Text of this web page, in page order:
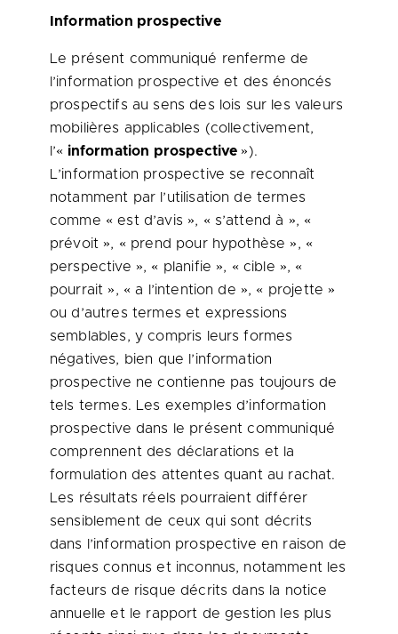
Information prospective
Le présent communiqué renferme de
l’information prospective et des énoncés
prospectifs au sens des lois sur les valeurs
mobilières applicables (collectivement,
l’« information prospective »).
L’information prospective se reconnaît
notamment par l’utilisation de termes
comme « est d’avis », « s’attend à », «
prévoit », « prend pour hypothèse », «
perspective », « planifie », « cible », «
pourrait », « a l’intention de », « projette »
ou d’autres termes et expressions
semblables, y compris leurs formes
négatives, bien que l’information
prospective ne contienne pas toujours de
tels termes. Les exemples d’information
prospective dans le présent communiqué
comprennent des déclarations et la
formulation des attentes quant au rachat.
Les résultats réels pourraient différer
sensiblement de ceux qui sont décrits
dans l’information prospective en raison de
risques connus et inconnus, notamment les
facteurs de risque décrits dans la notice
annuelle et le rapport de gestion les plus